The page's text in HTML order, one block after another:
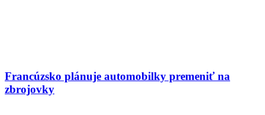
Francúzsko plánuje automobilky premeniť na
zbrojovky